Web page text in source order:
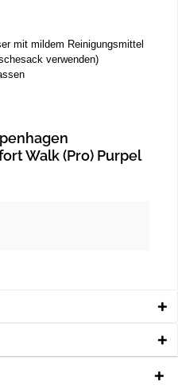
mit mildem Reinigungsmittel
verwenden)
Walk (Pro) Purpel